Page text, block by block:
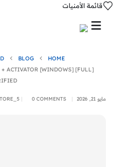
قائمة الأمنيات
HOME
BLOG
ACTIVATOR [WINDOWS] [FULL]
مايو 21, 2026 0 COMMENTS